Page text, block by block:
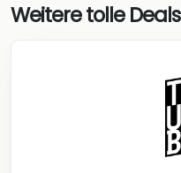
Weitere tolle Deals